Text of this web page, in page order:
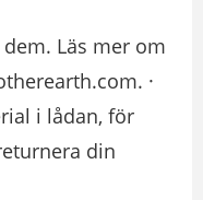
Läs mer om
·
i lådan, för
din